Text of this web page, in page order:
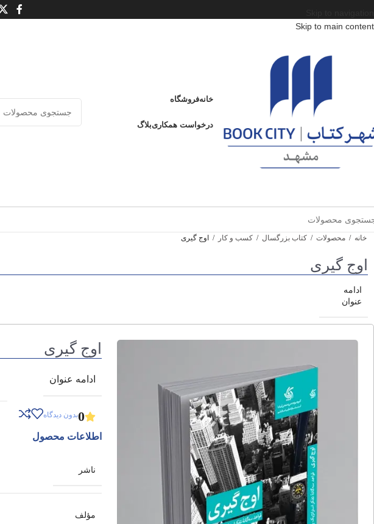
Skip to main content
خانهفروشگاه
درخواست همکاریبلاگ
خانه / محصولات / کتاب بزرگسال / کسب و کار / اوج گیری
اوج گیری
ادامه
عنوان
اوج گیری
ادامه عنوان
0بدون دیدگاه
اطلاعات محصول
ناشر
مؤلف